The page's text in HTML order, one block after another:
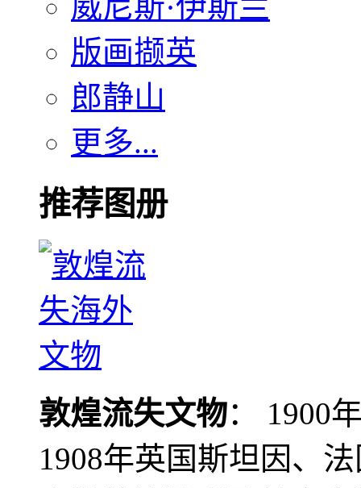
版画撷英
郎静山
更多...
推荐图册
敦煌流失文物： 1900
1908年英国斯坦因、